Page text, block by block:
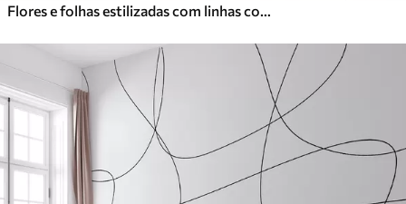
Flores e folhas estilizadas com linhas complexas em tons de azul-petróleo e amarelo sobre fundo escuro